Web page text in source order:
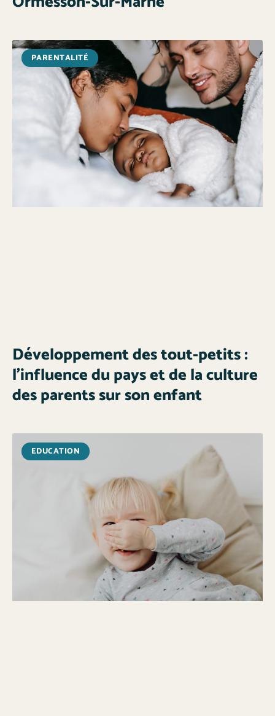
PARENTALITÉ
Développement des tout-petits :
l’influence du pays et de la culture
des parents sur son enfant
EDUCATION